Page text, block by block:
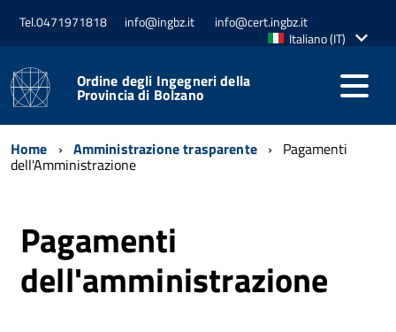
Tel.0471971818 info@ingbz.it
info@cert.ingbz.it
LinguaItaliano (IT)
Ordine degli Ingegneri della
Provincia di Bolzano
Home Amministrazione trasparente Pagamenti
dell'Amministrazione
Pagamenti
dell'amministrazione